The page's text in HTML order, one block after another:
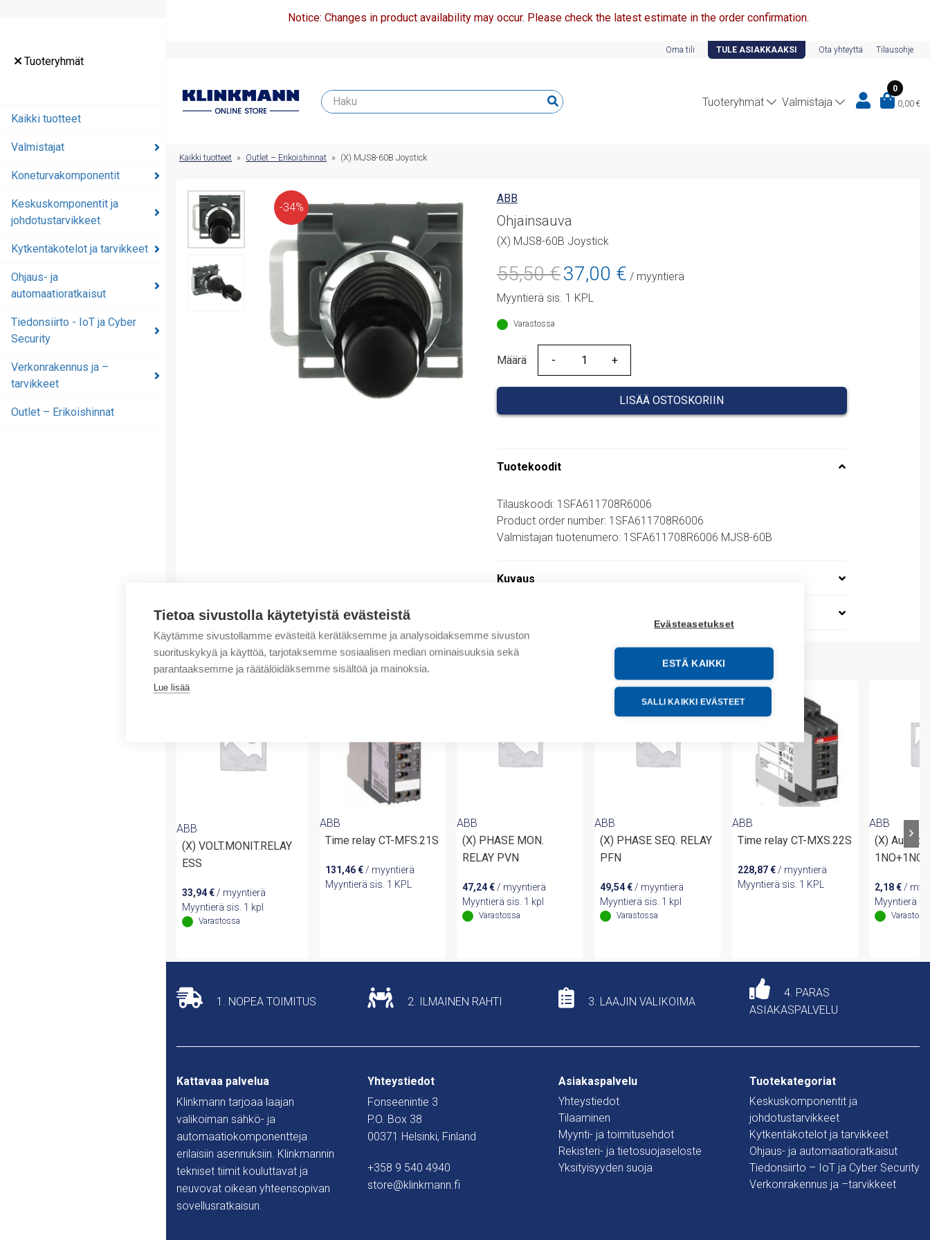
Tietoa sivustolla käytetyistä evästeistä
Käytämme sivustollamme evästeitä kerätäksemme ja analysoidaksemme sivuston
suorituskykyä ja käyttöä, tarjotaksemme sosiaalisen median ominaisuuksia sekä
parantaaksemme ja räätälöidäksemme sisältöä ja mainoksia.
Lue lisää
Evästeasetukset
ESTÄ KAIKKI
SALLI KAIKKI EVÄSTEET
Tuoteryhmät
Kaikki tuotteet
Valmistajat
Koneturvakomponentit
Keskuskomponentit ja
johdotustarvikkeet
Kytkentäkotelot ja tarvikkeet
Ohjaus- ja
automaatioratkaisut
Tiedonsiirto - IoT ja Cyber
Security
Verkonrakennus ja –
tarvikkeet
Outlet – Erikoishinnat
Notice: Changes in product availability may occur. Please check the latest estimate in the order confirmation.
Oma tili TULE ASIAKKAAKSI Ota yhteyttä Tilausohje
Tuoteryhmät Valmistaja
0
0,00 €
Keskuskomponentit ja
johdotustarvikkeet
Kytkentäkotelot ja
tarvikkeet
Ohjaus- ja
automaatioratkaisut
Tiedonsiirto - IoT ja
Kaikki tuotteet » Outlet – Erikoishinnat » (X) MJS8-60B Joystick
-34%
ABB
Ohjainsauva
(X) MJS8-60B Joystick
55,50€ Alkuperäinen
hinta
oli:
37,00 €Nykyinen
hinta
/ myyntierä
Myyntierä sis. 1 KPL
Varastossa
Määrä
Määrä
LISÄÄ OSTOSKORIIN
Tuotekoodit
Tilauskoodi: 1SFA611708R6006
Product order number: 1SFA611708R6006
Valmistajan tuotenumero: 1SFA611708R6006 MJS8-60B
Kuvaus
Tuotteita samalta valmistajalta
ABB
(X) VOLT.MONIT.RELAY
ESS
33,94€ / myyntierä
Myyntierä sis. 1 kpl
Varastossa
ABB
Time relay CT-MFS.21S
131,46€/ myyntierä
Myyntierä sis. 1 KPL
ABB
(X) PHASE MON.
RELAY PVN
47,24€ / myyntierä
Myyntierä sis. 1 kpl
Varastossa
ABB
(X) PHASE SEQ. RELAY
PFN
49,54€ / myyntierä
Myyntierä sis. 1 kpl
Varastossa
ABB
Time relay CT-MXS.22S
228,87€/ myyntierä
Myyntierä sis. 1 KPL
ABB
(X)
1NO+1NC
2,18€ /
Myyntierä
1. NOPEA TOIMITUS 2. ILMAINEN RAHTI 3. LAAJIN VALIKOIMA
4. PARAS
ASIAKASPALVELU
Kattavaa palvelua
Klinkmann tarjoaa laajan
valikoiman sähkö- ja
automaatiokomponentteja
erilaisiin asennuksiin. Klinkmannin
tekniset tiimit kouluttavat ja
neuvovat oikean yhteensopivan
sovellusratkaisun.
Yhteystiedot
Fonseenintie 3
P.O. Box 38
00371 Helsinki, Finland
+358 9 540 4940
store@klinkmann.fi
Asiakaspalvelu
Yhteystiedot
Tilaaminen
Myynti- ja toimitusehdot
Rekisteri- ja tietosuojaseloste
Yksityisyyden suoja
Tuotekategoriat
Keskuskomponentit ja
johdotustarvikkeet
Kytkentäkotelot ja tarvikkeet
Ohjaus- ja automaatioratkaisut
Tiedonsiirto – IoT ja Cyber Security
Verkonrakennus ja –tarvikkeet